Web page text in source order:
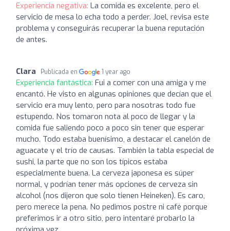
Experiencia negativa: La comida es excelente, pero el
servicio de mesa lo echa todo a perder. Joel, revisa este
problema y conseguirás recuperar la buena reputación
de antes.
Clara Publicada en 1 year ago
Experiencia fantástica: Fui a comer con una amiga y me
encantó. He visto en algunas opiniones que decían que el
servicio era muy lento, pero para nosotras todo fue
estupendo. Nos tomaron nota al poco de llegar y la
comida fue saliendo poco a poco sin tener que esperar
mucho. Todo estaba buenísimo, a destacar el canelón de
aguacate y el trío de causas. También la tabla especial de
sushi, la parte que no son los típicos estaba
especialmente buena. La cerveza japonesa es súper
normal, y podrían tener más opciones de cerveza sin
alcohol (nos dijeron que solo tienen Heineken). Es caro,
pero merece la pena. No pedimos postre ni café porque
preferimos ir a otro sitio, pero intentaré probarlo la